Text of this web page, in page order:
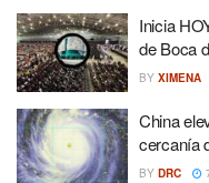
Inicia
de Boca
BY XIMENA
China
cercanía
BY DRC